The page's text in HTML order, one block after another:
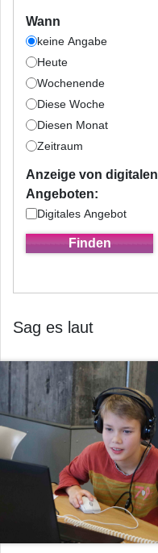
Wann
keine Angabe
Heute
Wochenende
Diese Woche
Diesen Monat
Zeitraum
Anzeige von digitalen
Angeboten:
Digitales Angebot
Sag es laut